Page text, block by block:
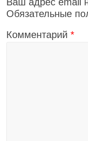
Обязательные
Комментарий*